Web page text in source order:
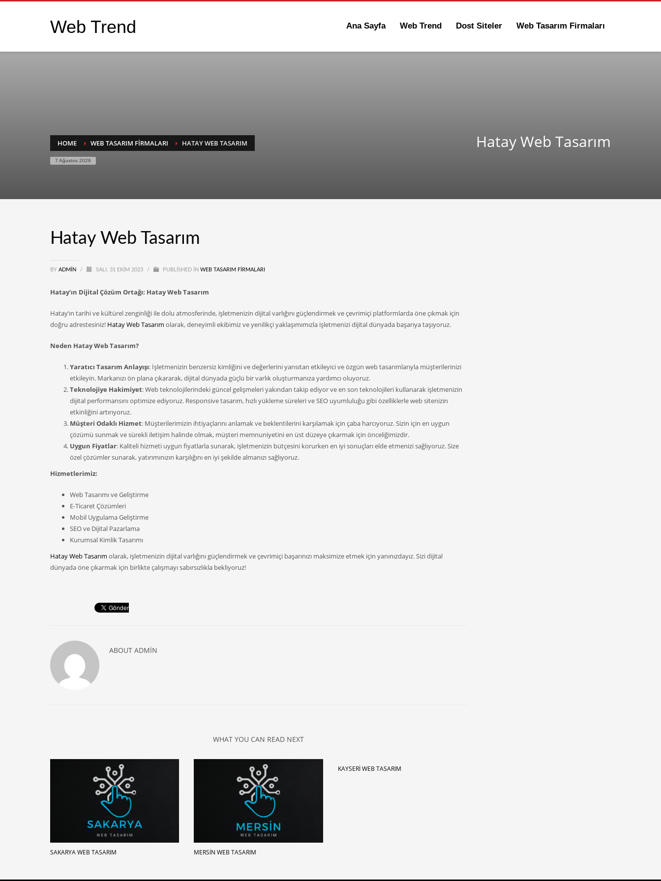
Web Trend Ana Sayfa Web Trend Dost Siteler Web Tasarım Firmaları
HOME WEB TASARIM FIRMALARI HATAY WEB TASARIM
7 Ağustos 2026
Hatay Web Tasarım
Hatay Web Tasarım
BY ADMIN / SALI, 31 EKIM 2023 / PUBLISHED IN WEB TASARIM FIRMALARI
Hatay’ın Dijital Çözüm Ortağı: Hatay Web Tasarım
Hatay’ın tarihi ve kültürel zenginliği ile dolu atmosferinde, işletmenizin dijital varlığını güçlendirmek ve çevrimiçi platformlarda öne çıkmak için
doğru adrestesiniz! Hatay Web Tasarım olarak, deneyimli ekibimiz ve yenilikçi yaklaşımımızla işletmenizi dijital dünyada başarıya taşıyoruz.
Neden Hatay Web Tasarım?
Yaratıcı Tasarım Anlayışı: İşletmenizin benzersiz kimliğini ve değerlerini yansıtan etkileyici ve özgün web tasarımlarıyla müşterilerinizi
etkileyin. Markanızı ön plana çıkararak, dijital dünyada güçlü bir varlık oluşturmanıza yardımcı oluyoruz.
Teknolojiye Hakimiyet: Web teknolojilerindeki güncel gelişmeleri yakından takip ediyor ve en son teknolojileri kullanarak işletmenizin
dijital performansını optimize ediyoruz. Responsive tasarım, hızlı yükleme süreleri ve SEO uyumluluğu gibi özelliklerle web sitenizin
etkinliğini artırıyoruz.
Müşteri Odaklı Hizmet: Müşterilerimizin ihtiyaçlarını anlamak ve beklentilerini karşılamak için çaba harcıyoruz. Sizin için en uygun
çözümü sunmak ve sürekli iletişim halinde olmak, müşteri memnuniyetini en üst düzeye çıkarmak için önceliğimizdir.
Uygun Fiyatlar: Kaliteli hizmeti uygun fiyatlarla sunarak, işletmenizin bütçesini korurken en iyi sonuçları elde etmenizi sağlıyoruz. Size
özel çözümler sunarak, yatırımınızın karşılığını en iyi şekilde almanızı sağlıyoruz.
Hizmetlerimiz:
Web Tasarımı ve Geliştirme
E-Ticaret Çözümleri
Mobil Uygulama Geliştirme
SEO ve Dijital Pazarlama
Kurumsal Kimlik Tasarımı
Hatay Web Tasarım olarak, işletmenizin dijital varlığını güçlendirmek ve çevrimiçi başarınızı maksimize etmek için yanınızdayız. Sizi dijital
dünyada öne çıkarmak için birlikte çalışmayı sabırsızlıkla bekliyoruz!
ABOUT ADMIN
WHAT YOU CAN READ NEXT
SAKARYA WEB TASARIM MERSIN WEB TASARIM
KAYSERI WEB TASARIM